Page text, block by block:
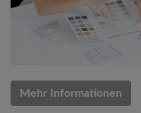
Mehr Informationen